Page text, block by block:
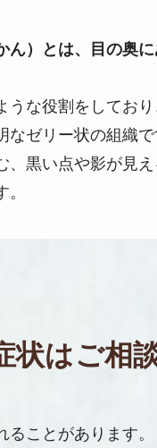
）とは、目の奥
な役割をしてお
ゼリー状の組織で
黒い点や影が見
状はご相
ことがあります。